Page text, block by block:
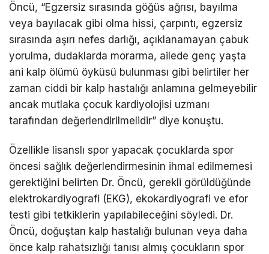
Öncü, “Egzersiz sırasında göğüs ağrısı, bayılma
veya bayılacak gibi olma hissi, çarpıntı, egzersiz
sırasında aşırı nefes darlığı, açıklanamayan çabuk
yorulma, dudaklarda morarma, ailede genç yaşta
ani kalp ölümü öyküsü bulunması gibi belirtiler her
zaman ciddi bir kalp hastalığı anlamına gelmeyebilir
ancak mutlaka çocuk kardiyolojisi uzmanı
tarafından değerlendirilmelidir” diye konuştu.
Özellikle lisanslı spor yapacak çocuklarda spor
öncesi sağlık değerlendirmesinin ihmal edilmemesi
gerektiğini belirten Dr. Öncü, gerekli görüldüğünde
elektrokardiyografi (EKG), ekokardiyografi ve efor
testi gibi tetkiklerin yapılabileceğini söyledi. Dr.
Öncü, doğuştan kalp hastalığı bulunan veya daha
önce kalp rahatsızlığı tanısı almış çocukların spor